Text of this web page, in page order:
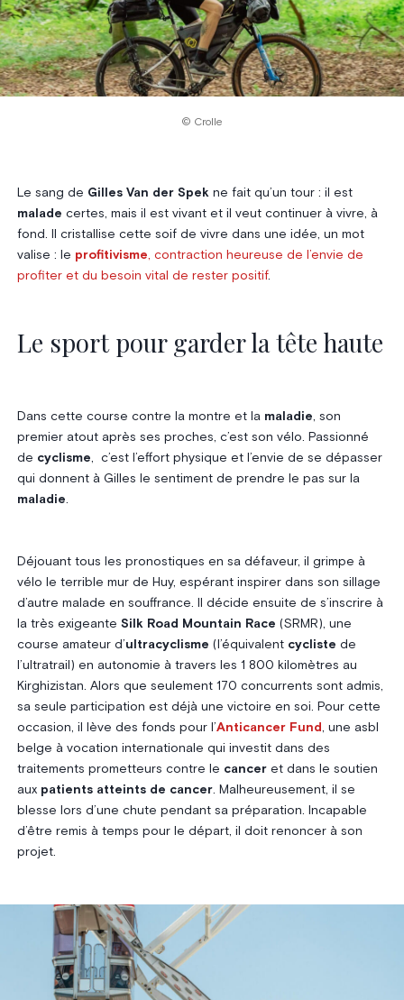
© Crolle
Le sang de Gilles Van der Spek ne fait qu’un tour : il est
malade certes, mais il est vivant et il veut continuer à vivre, à
fond. Il cristallise cette soif de vivre dans une idée, un mot
valise : le profitivisme , contraction heureuse de l’envie de
profiter et du besoin vital de rester positif.
Le sport pour garder la tête haute
Dans cette course contre la montre et la maladie , son
premier atout après ses proches, c’est son vélo. Passionné
de cyclisme , c’est l’effort physique et l’envie de se dépasser
qui donnent à Gilles le sentiment de prendre le pas sur la
maladie
Déjouant tous les pronostiques en sa défaveur, il grimpe à
vélo le terrible mur de Huy, espérant inspirer dans son sillage
d’autre malade en souffrance. Il décide ensuite de s’inscrire à
la très exigeante Silk Road Mountain Race (SRMR), une
course amateur d’ultracyclisme (l’équivalent cycliste de
l’ultratrail) en autonomie à travers les 1 800 kilomètres au
Kirghizistan. Alors que seulement 170 concurrents sont admis,
sa seule participation est déjà une victoire en soi. Pour cette
occasion, il lève des fonds pour l’Anticancer Fund
, une asbl
belge à vocation internationale qui investit dans des
traitements prometteurs contre le canceret dans le soutien
aux patients atteints de cancer. Malheureusement, il se
blesse lors d’une chute pendant sa préparation. Incapable
d’être remis à temps pour le départ, il doit renoncer à son
projet.